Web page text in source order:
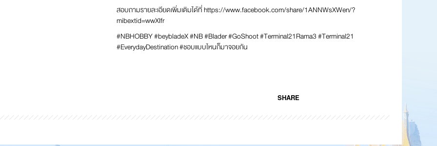
สอบถามรายละเอียดเพิ่มเติมได้ที่https://www.facebook.com/share/1ANNWsXWen/?
mibextid=wwXIfr
#NBHOBBY #beybladeX #NB #Blader #GoShoot #Terminal21Rama3 #Terminal21
#EverydayDestination #ชอบแบบไหนก็มาจอยกัน
SHARE